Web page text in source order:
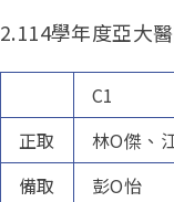
2.114學年度亞大
C1
正取
林O傑、
備取
彭O怡